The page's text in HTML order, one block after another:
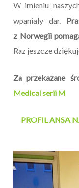
W imieniu
wpaniały dar.
z Norwegii
Raz jeszcze
Za przekazane
Medical serii M
PROFIL ANSA